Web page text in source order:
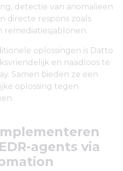
detectie van anomalieën
directe respons zoals
remediatiesjablonen.
oplossingen is Datto
en naadloos te
Samen bieden ze een
oplossing tegen
agents via